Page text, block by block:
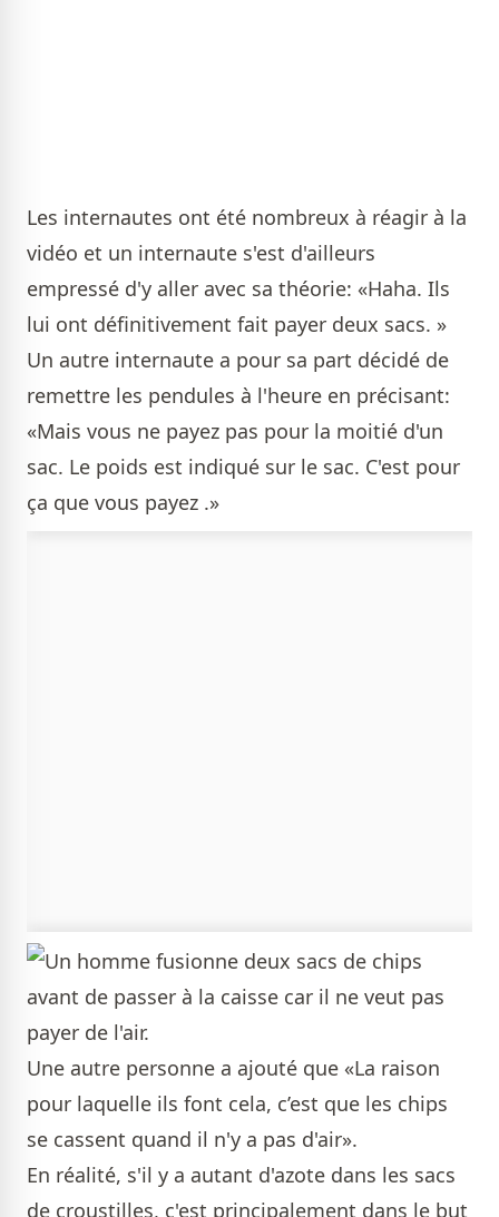
Les internautes ont été nombreux à réagir à la
vidéo et un internaute s'est d'ailleurs
empressé d'y aller avec sa théorie: «Haha. Ils
lui ont définitivement fait payer deux sacs. »
Un autre internaute a pour sa part décidé de
remettre les pendules à l'heure en précisant:
«Mais vous ne payez pas pour la moitié d'un
sac. Le poids est indiqué sur le sac. C'est pour
ça que vous payez .»
Une autre personne a ajouté que «La raison
pour laquelle ils font cela, c’est que les chips
se cassent quand il n'y a pas d'air».
En réalité, s'il y a autant d'azote dans les sacs
de croustilles, c'est principalement dans le but